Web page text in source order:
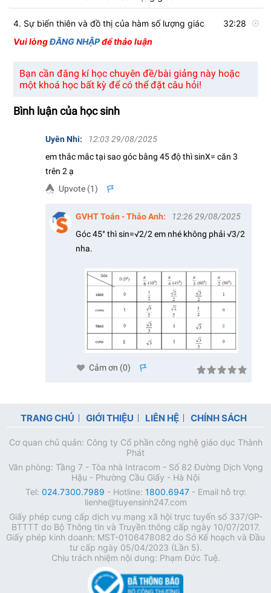
4. Sự biến thiên và đồ thị của hàm số lượng giác
32:28
Vui lòngĐĂNG NHẬPđể thảo luận
Bạn cần đăng kí học chuyên đề/bài giảng này hoặc
một khoá học bất kỳ để có thể đặt câu hỏi!
Bình luận của học sinh
Uyên Nhi:
12:03 29/08/2025
em thắc mắc tại sao góc bằng 45 độ thì sinX= căn 3
trên 2 ạ
Upvote (1)
GVHT Toán - Thảo Anh:
12:26 29/08/2025
Góc 45° thì sin=√2/2 em nhé không phải √3/2
nha.
Cảm ơn (0)
TRANG CHỦ GIỚI THIỆU LIÊN HỆ CHÍNH SÁCH
Cơ quan chủ quản: Công ty Cổ phần công nghệ giáo dục Thành
Phát
Văn phòng: Tầng 7 - Tòa nhà Intracom - Số 82 Đường Dịch Vọng
Hậu - Phường Cầu Giấy - Hà Nội
Tel: 024.7300.7989 - Hotline: 1800.6947- Email hỗ trợ:
lienhe@tuyensinh247.com
Giấy phép cung cấp dịch vụ mạng xã hội trực tuyến số 337/GP-
BTTTT do Bộ Thông tin và Truyền thông cấp ngày 10/07/2017.
Giấy phép kinh doanh: MST-0106478082 do Sở Kế hoạch và Đầu
tư cấp ngày 05/04/2023 (Lần 5).
Chịu trách nhiệm nội dung: Phạm Đức Tuệ.